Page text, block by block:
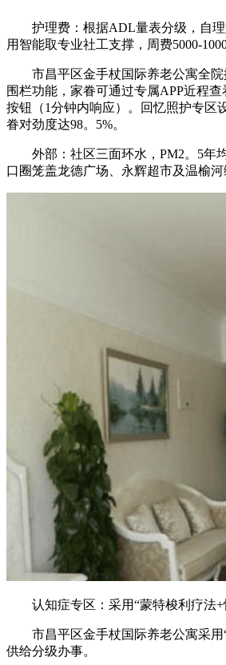
护理费：根据ADL量表分级，自理型
用智能取专业社工支撑，周费5000-
市昌平区金手杖国际养老公寓全院
围栏功能，家眷可通过专属APP近程
按钮（1分钟内响应）。回忆照护专区
眷对劲度达98。5%。
外部：社区三面环水，PM2。5年均
口圈笼盖龙德广场、永辉超市及温榆
认知症专区：采用“蒙特梭利疗法+
市昌平区金手杖国际养老公寓采用
供给分级办事。